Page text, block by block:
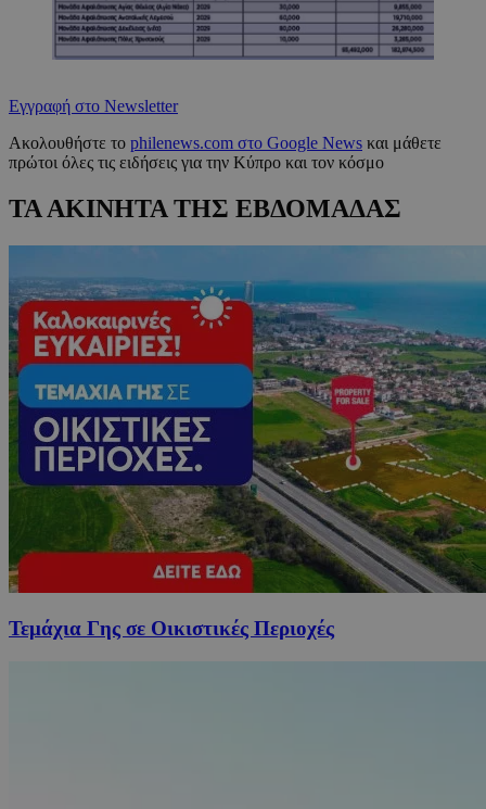
Εγγραφή στο Newsletter
Ακολουθήστε το philenews.com στο Google News και μάθετε
πρώτοι όλες τις ειδήσεις για την Κύπρο και τον κόσμο
ΤΑ ΑΚΙΝΗΤΑ ΤΗΣ ΕΒΔΟΜΑΔΑΣ
Τεμάχια Γης σε Οικιστικές Περιοχές